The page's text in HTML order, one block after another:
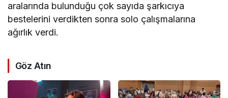
aralarında bulunduğu çok sayıda şarkıcıya
bestelerini verdikten sonra solo çalışmalarına
ağırlık verdi.
Göz Atın